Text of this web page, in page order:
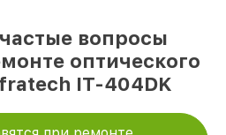
вопросы
оптического
IT-404DK